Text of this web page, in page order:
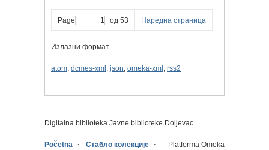
Page од 53 Наредна страница
Излазни формат
atom, dcmes-xml , json, omeka-xml , rss2
Digitalna biblioteka Javne biblioteke Doljevac.
Početna Стабло колекције Platforma Omeka